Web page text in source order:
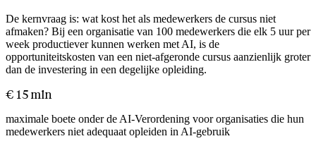
De kernvraag is: wat kost het als medewerkers de cursus niet
afmaken? Bij een organisatie van 100 medewerkers die elk 5 uur per
week productiever kunnen werken met AI, is de
opportuniteitskosten van een niet-afgeronde cursus aanzienlijk groter
dan de investering in een degelijke opleiding.
€ 15 mln
maximale boete onder de AI-Verordening voor organisaties die hun
medewerkers niet adequaat opleiden in AI-gebruik